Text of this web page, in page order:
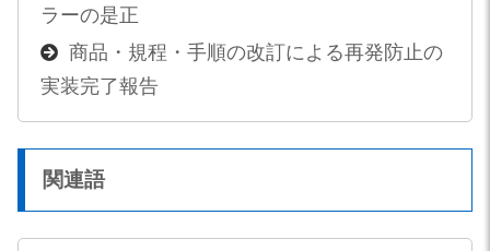
ラーの是正
商品・規程・手順の改訂による再発防止の
実装完了報告
関連語